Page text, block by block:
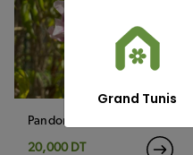
Grand Tunis
Pandorea ricasoliana
20,000 DT